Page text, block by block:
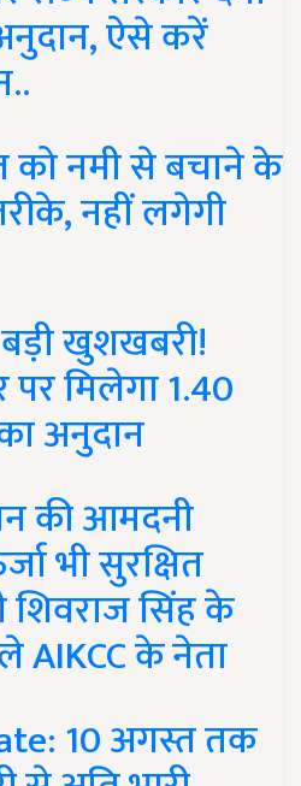
ऐसे करें
नमी से बचाने के
नहीं लगेगी
खुशखबरी!
पर मिलेगा 1.40
अनुदान
की आमदनी
भी सुरक्षित
शिवराज सिंह के
AIKCC के नेता
10 अगस्त तक